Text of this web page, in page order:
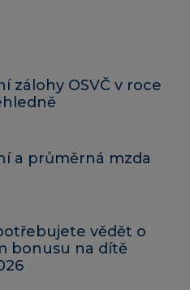
zálohy OSVČ v roce
a průměrná mzda
vědět o
bonusu na dítě